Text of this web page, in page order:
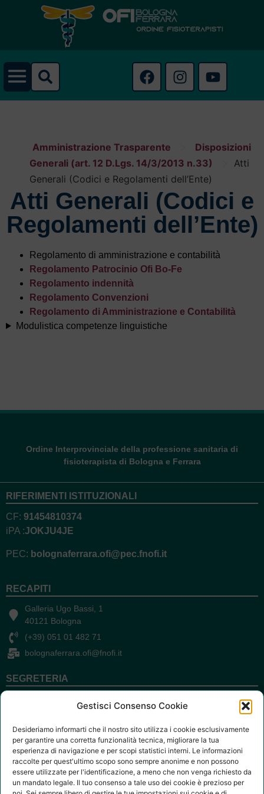
HOME
ORDINE
Cos'è l'ordine
Organi istituzionali
Struttura
Regolamenti
Fisioterapista
Ambiti e
Prima Iscrizione e
Rinnovo
Trasferimento o
SERVIZI
Eventi e Corsi di
Formazione
ECM
PEC
Convenzioni
Professionale
Offerte di lavoro
Delibera Regionale
1919/2023
O
r
d
i
ne
F
i
s
i
o
t
e
r
a
p
i
s
t
i
Bo
l
o
g
n
a
F
e
r
r
a
r
a
Gestisci Consenso Cookie
Desideriamo informarti che il nostro sito utilizza i cookie esclusivamente
per garantire una corretta funzionalità tecnica, migliorare la tua
esperienza di navigazione e per scopi statistici interni. Le informazioni
raccolte per quest'ultimo scopo sono sempre anonime e non possono
essere utilizzate per l'identificazione, a meno che non venga richiesto da
un mandato legale. Il tuo consenso a tale uso dei cookie è prezioso per
Amministrazione Trasparente
Disposizioni
Generali (art. 12 D.Lgs. 14/3/2013 n.33)
Atti
Generali (Codici e Regolamenti dell’Ente)
Atti Generali (Codici e
Regolamenti dell’Ente)
Regolamento di amministrazione e contabilità
Regolamento Patrocinio Ofi Bo-Fe
Regolamento indennità
Regolamento Convenzioni
Regolamento di Amministrazione e Contabilità
Modulistica competenze linguistiche
Ordine Interprovinciale della professione sanitaria di
fisioterapista di Bologna e Ferrara
RIFERIMENTI ISTITUZIONALI
CF: 91454810374
iPA :JOKJU4JE
PEC: bolognaferrara.ofi@pec.fnofi.it
RECAPITI
Galleria Ugo Bassi, 1
40121 Bologna
(+39) 051 01 482 71
bolognaferrara.ofi@fnofi.it
SEGRETERIA
Lun, Gio 10:00 -13:00
Mar 14:00 - 18:00
Amministrazione Trasparente